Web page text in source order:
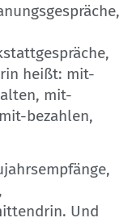
heißt: mit-
mit-
bezahlen,
Und